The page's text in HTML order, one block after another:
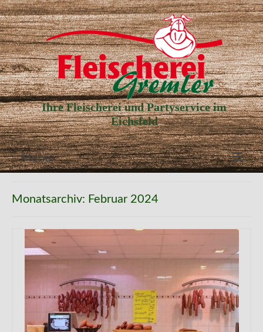
Ihre Fleischerei und Partyservice im
Eichsfeld
Menü
Unser Laden
Unsere Geschichte
Monatsarchiv: Februar 2024